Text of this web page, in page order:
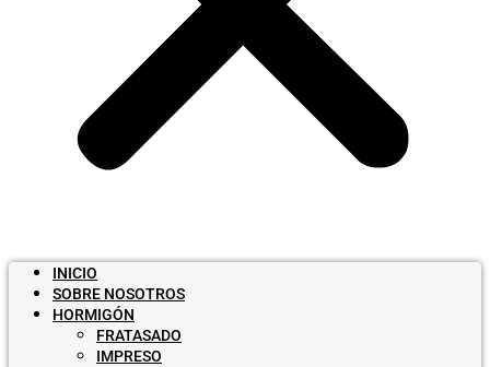
INICIO
SOBRE NOSOTROS
HORMIGÓN
FRATASADO
IMPRESO